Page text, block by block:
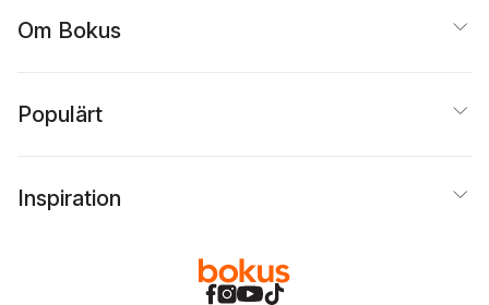
Om Bokus
Populärt
Inspiration